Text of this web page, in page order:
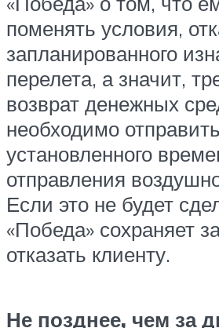
поменять условия,
запланированного
перелета, а значит,
возврат денежных
необходимо
установленного
отправления
Если это не будет
«Победа» сохраняет
отказать клиенту.
Не позднее, чем за